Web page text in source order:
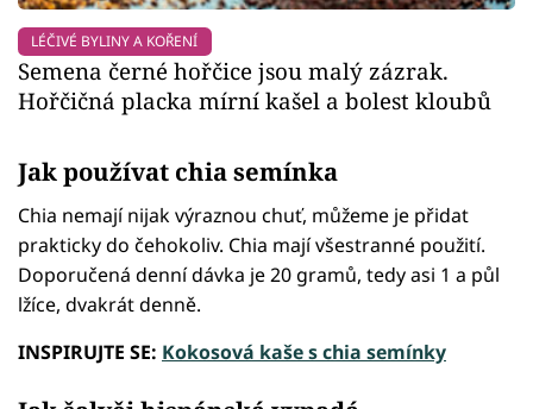
LÉČIVÉ BYLINY A KOŘENÍ
Semena černé hořčice jsou malý zázrak.
Hořčičná placka mírní kašel a bolest kloubů
Jak používat chia semínka
Chia nemají nijak výraznou chuť, můžeme je přidat
prakticky do čehokoliv. Chia mají všestranné použití.
Doporučená denní dávka je 20 gramů, tedy asi 1 a půl
lžíce, dvakrát denně.
INSPIRUJTE SE: Kokosová kaše s chia semínky